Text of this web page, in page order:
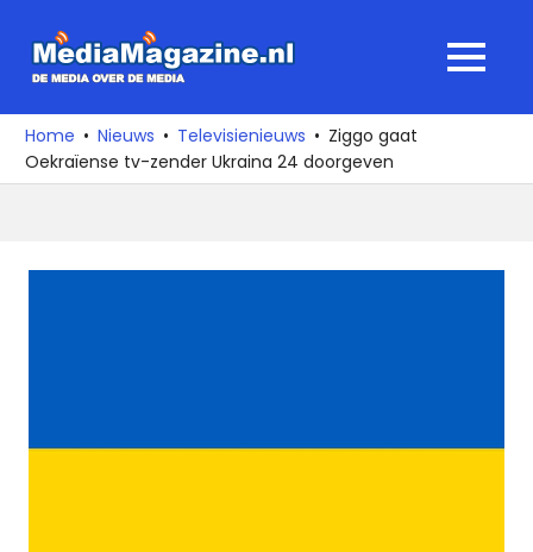
naar
media
over
de
MENU
Home Nieuws Televisienieuws
Ziggo gaat
Oekraïense tv-zender Ukraina 24 doorgeven